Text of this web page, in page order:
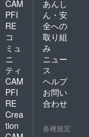
CAM
PFI
RE
コ
ミュ
ニ
ティ
CAM
PFI
RE
Crea
tion
あんし
ん・安
全への
取り組
み
ニュー
ス
ヘルプ
お問い
合わせ
各種規定